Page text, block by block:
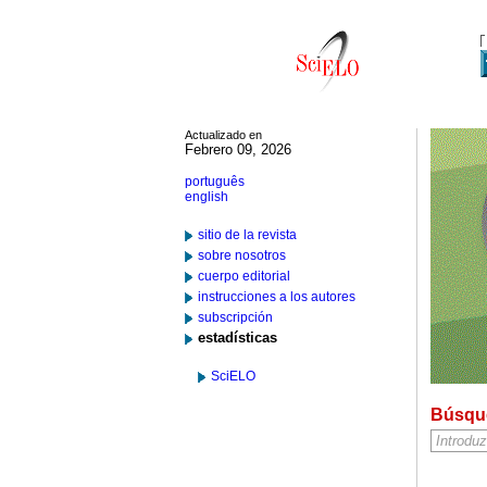
Actualizado en
Febrero 09, 2026
português
english
sitio de la revista
sobre nosotros
cuerpo editorial
instrucciones a los autores
subscripción
estadísticas
SciELO